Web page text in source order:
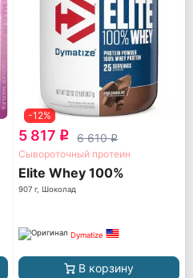
-12%
5 817 q 6 610q
Сывороточный протеин
Elite Whey 100%
907 г, Шоколад
Dymatize
В корзину